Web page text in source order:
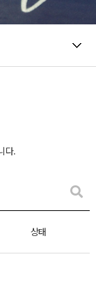
다.
상태